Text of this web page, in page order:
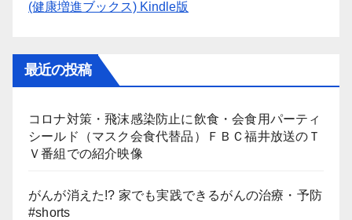
(健康増進ブックス) Kindle版
最近の投稿
コロナ対策・飛沫感染防止に飲食・会食用パーティ
シールド（マスク会食代替品）ＦＢＣ福井放送のＴ
Ｖ番組での紹介映像
がんが消えた!? 家でも実践できるがんの治療・予防
#shorts